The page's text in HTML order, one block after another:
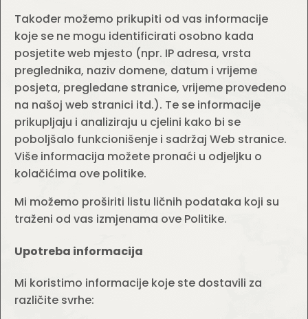
Također možemo prikupiti od vas informacije
koje se ne mogu identificirati osobno kada
posjetite web mjesto (npr. IP adresa, vrsta
preglednika, naziv domene, datum i vrijeme
posjeta, pregledane stranice, vrijeme provedeno
na našoj web stranici itd.). Te se informacije
prikupljaju i analiziraju u cjelini kako bi se
poboljšalo funkcionišenje i sadržaj Web stranice.
Više informacija možete pronaći u odjeljku o
kolačićima ove politike.
Mi možemo proširiti listu ličnih podataka koji su
traženi od vas izmjenama ove Politike.
Upotreba informacija
Mi koristimo informacije koje ste dostavili za
različite svrhe: